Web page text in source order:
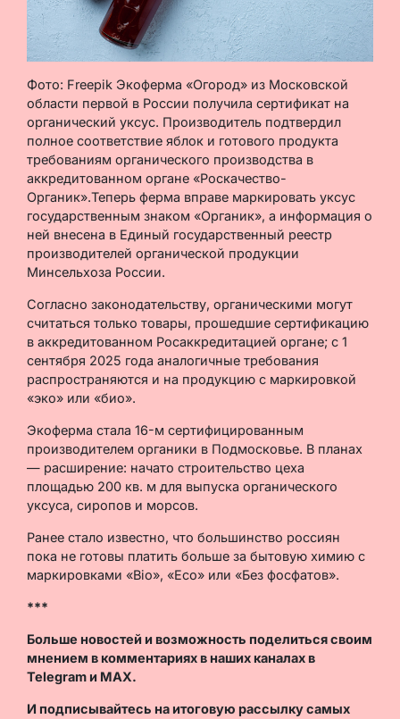
Фото: Freepik Экоферма «Огород» из Московской
области первой в России получила сертификат на
органический уксус. Производитель подтвердил
полное соответствие яблок и готового продукта
требованиям органического производства в
аккредитованном органе «Роскачество-
Органик».Теперь ферма вправе маркировать уксус
государственным знаком «Органик», а информация о
ней внесена в Единый государственный реестр
производителей органической продукции
Минсельхоза России.
Согласно законодательству, органическими могут
считаться только товары, прошедшие сертификацию
в аккредитованном Росаккредитацией органе; с 1
сентября 2025 года аналогичные требования
распространяются и на продукцию с маркировкой
«эко» или «био».
Экоферма стала 16-м сертифицированным
производителем органики в Подмосковье. В планах
— расширение: начато строительство цеха
площадью 200 кв. м для выпуска органического
уксуса, сиропов и морсов.
Ранее стало известно, что большинство россиян
пока не готовы платить больше за бытовую химию с
маркировками «Bio», «Eco» или «Без фосфатов».
***
Больше новостей и возможность поделиться своим
мнением в комментариях в наших каналах в
Telegram и MAX.
И подписывайтесь на итоговую рассылку самых